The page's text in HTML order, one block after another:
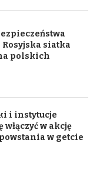
siatka
polskich
i instytucje
w akcję
w getcie